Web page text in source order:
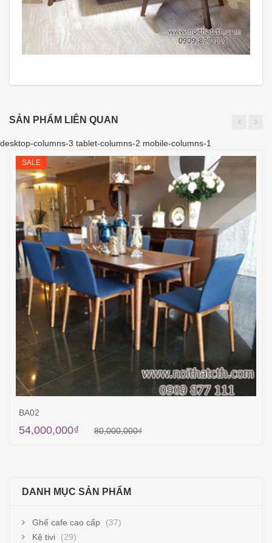
SẢN PHẨM LIÊN QUAN
desktop-columns-3 tablet-columns-2 mobile-columns-1
SALE
BA02
80,000,000₫
54,000,000₫
DANH MỤC SẢN PHẨM
Ghế cafe cao cấp
(37)
Kệ tivi
(29)